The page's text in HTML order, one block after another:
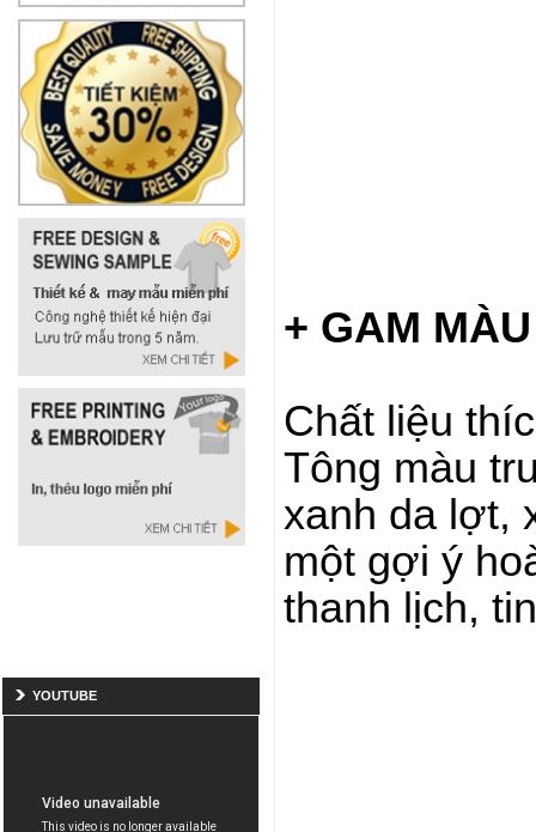
YOUTUBE
+ GAM
Chất liệu
Tông màu
xanh da lợt,
một gợi ý
thanh lịch,